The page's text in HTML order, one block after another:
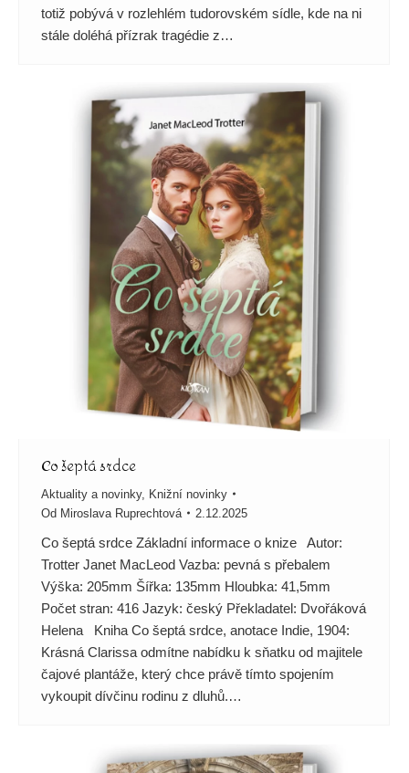
totiž pobývá v rozlehlém tudorovském sídle, kde na ni
stále doléhá přízrak tragédie z…
Co šeptá srdce
Aktuality a novinky, Knižní novinky
Od Miroslava Ruprechtová 2.12.2025
Co šeptá srdce Základní informace o knize Autor:
Trotter Janet MacLeod Vazba: pevná s přebalem
Výška: 205mm Šířka: 135mm Hloubka: 41,5mm
Počet stran: 416 Jazyk: český Překladatel: Dvořáková
Helena Kniha Co šeptá srdce, anotace Indie, 1904:
Krásná Clarissa odmítne nabídku k sňatku od majitele
čajové plantáže, který chce právě tímto spojením
vykoupit dívčinu rodinu z dluhů.…